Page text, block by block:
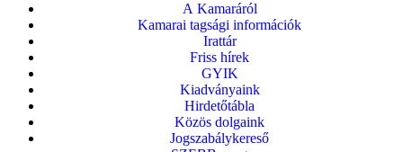
A Kamaráról
Kamarai tagsági információk
Irattár
Friss hírek
GYIK
Kiadványaink
Hirdetőtábla
Közös dolgaink
Jogszabálykereső